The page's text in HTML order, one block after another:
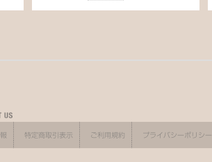
特定商取引表示 ご利用規約 プライバシーポリシー